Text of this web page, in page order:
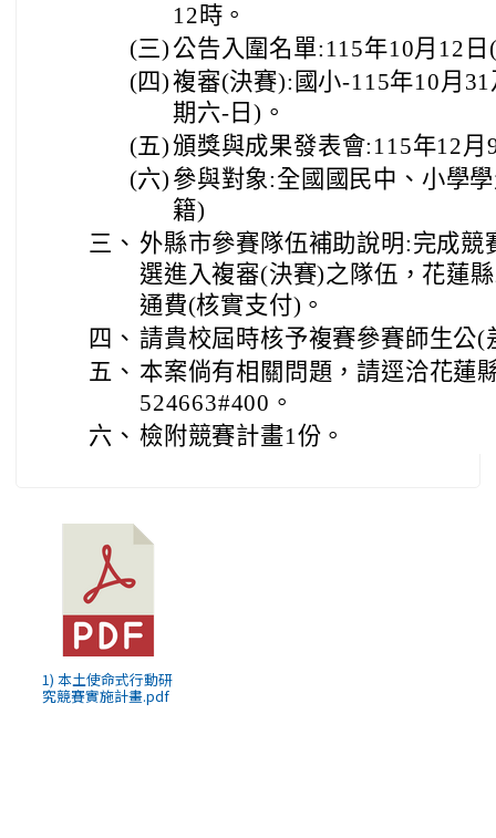
12時。
(三) 公告入圍名單:115年10月12
(四)複審(決賽):國小-115年10月
期六-日)。
(五)頒獎與成果發表會:115年12月
(六) 參與對象:全國國民中、小學
籍)
三、 外縣市參賽隊伍補助說明:完成競
選進入複審(決賽)之隊伍，花蓮
通費(核實支付)。
四、 請貴校屆時核予複賽參賽師生公(
五、 本案倘有相關問題，請逕洽花蓮
524663#400。
六、 檢附競賽計畫1份。
1) 本土使命式行動研
究競賽實施計畫.pdf